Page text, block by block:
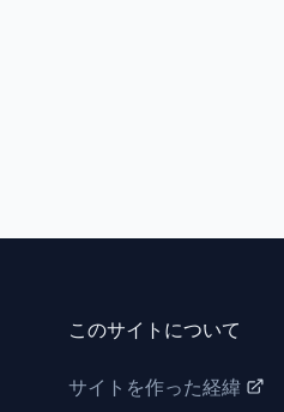
このサイトについて
サイトを作った経緯